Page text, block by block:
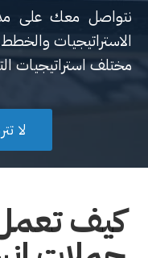
نتواصل معك على
الاستراتيجيات
مختلف استراتيجيات
لا
كيف